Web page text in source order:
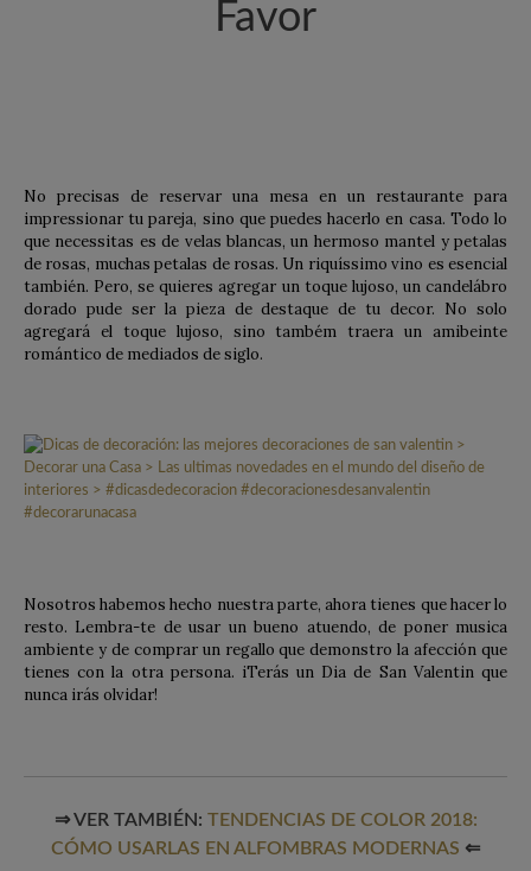
Favor
No precisas de reservar una mesa en un restaurante para
impressionar tu pareja, sino que puedes hacerlo en casa. Todo lo
que necessitas es de velas blancas, un hermoso mantel y petalas
de rosas, muchas petalas de rosas. Un riquíssimo vino es esencial
también. Pero, se quieres agregar un toque lujoso, un candelábro
dorado pude ser la pieza de destaque de tu decor. No solo
agregará el toque lujoso, sino também traera un amibeinte
romántico de mediados de siglo.
Nosotros habemos hecho nuestra parte, ahora tienes que hacer lo
resto. Lembra-te de usar un bueno atuendo, de poner musica
ambiente y de comprar un regallo que demonstro la afección que
tienes con la otra persona. iTerás un Dia de San Valentin que
nunca irás olvidar!
⇒ VER TAMBIÉN: TENDENCIAS DE COLOR 2018:
CÓMO USARLAS EN ALFOMBRAS MODERNAS ⇐